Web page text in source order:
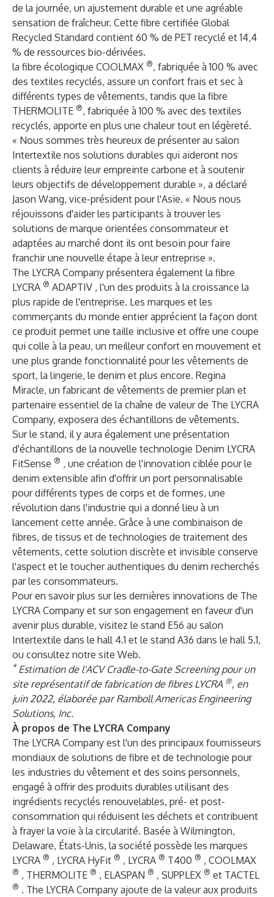
de la journée, un ajustement durable et une agréable
sensation de fraîcheur. Cette fibre certifiée Global
Recycled Standard contient 60 % de PET recyclé et 14,4
% de ressources bio-dérivées.
la fibre écologique COOLMAX ®, fabriquée à 100 % avec
des textiles recyclés, assure un confort frais et sec à
différents types de vêtements, tandis que la fibre
THERMOLITE ®, fabriquée à 100 % avec des textiles
recyclés, apporte en plus une chaleur tout en légèreté.
« Nous sommes très heureux de présenter au salon
Intertextile nos solutions durables qui aideront nos
clients à réduire leur empreinte carbone et à soutenir
leurs objectifs de développement durable », a déclaré
Jason Wang, vice-président pour l'Asie. « Nous nous
réjouissons d'aider les participants à trouver les
solutions de marque orientées consommateur et
adaptées au marché dont ils ont besoin pour faire
franchir une nouvelle étape à leur entreprise ».
The LYCRA Company présentera également la fibre
LYCRA ® ADAPTIV , l'un des produits à la croissance la
plus rapide de l'entreprise. Les marques et les
commerçants du monde entier apprécient la façon dont
ce produit permet une taille inclusive et offre une coupe
qui colle à la peau, un meilleur confort en mouvement et
une plus grande fonctionnalité pour les vêtements de
sport, la lingerie, le denim et plus encore. Regina
Miracle, un fabricant de vêtements de premier plan et
partenaire essentiel de la chaîne de valeur de The LYCRA
Company, exposera des échantillons de vêtements.
Sur le stand, il y aura également une présentation
d'échantillons de la nouvelle technologie Denim LYCRA
FitSense ® , une création de l'innovation ciblée pour le
denim extensible afin d'offrir un port personnalisable
pour différents types de corps et de formes, une
révolution dans l'industrie qui a donné lieu à un
lancement cette année. Grâce à une combinaison de
fibres, de tissus et de technologies de traitement des
vêtements, cette solution discrète et invisible conserve
l'aspect et le toucher authentiques du denim recherchés
par les consommateurs.
Pour en savoir plus sur les dernières innovations de The
LYCRA Company et sur son engagement en faveur d'un
avenir plus durable, visitez le stand E56 au salon
Intertextile dans le hall 4.1 et le stand A36 dans le hall 5.1,
ou consultez notre site Web.
*Estimation de l'ACV Cradle-to-Gate Screening pour un
site représentatif de fabrication de fibres LYCRA ®, en
juin 2022, élaborée par Ramboll Americas Engineering
Solutions, Inc.
À propos de The LYCRA Company
The LYCRA Company est l'un des principaux fournisseurs
mondiaux de solutions de fibre et de technologie pour
les industries du vêtement et des soins personnels,
engagé à offrir des produits durables utilisant des
ingrédients recyclés renouvelables, pré- et post-
consommation qui réduisent les déchets et contribuent
à frayer la voie à la circularité. Basée à Wilmington,
Delaware, États-Unis, la société possède les marques
LYCRA ® , LYCRA HyFit ® , LYCRA ® T400 ® , COOLMAX
® , THERMOLITE ® , ELASPAN ® , SUPPLEX ® et TACTEL
® . The LYCRA Company ajoute de la valeur aux produits